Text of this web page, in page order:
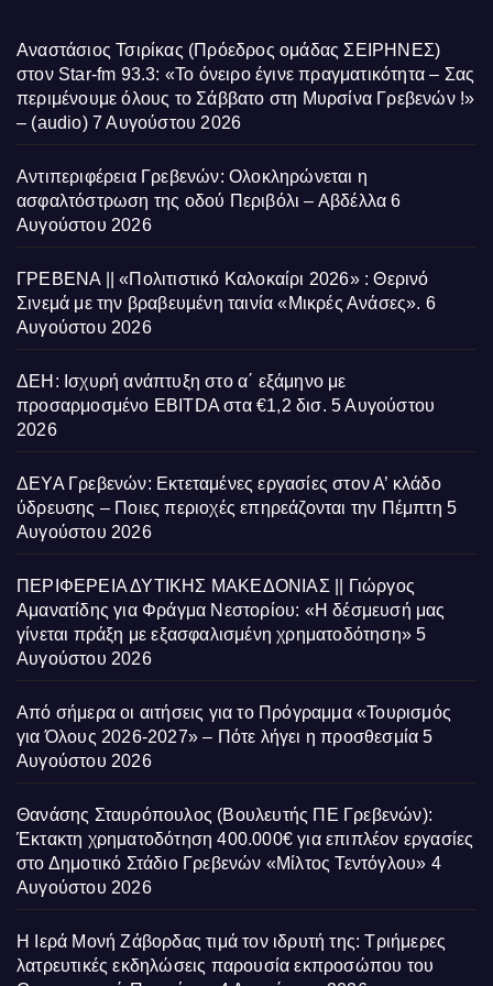
Αναστάσιος Τσιρίκας (Πρόεδρος ομάδας ΣΕΙΡΗΝΕΣ)
στον Star-fm 93.3: «Το όνειρο έγινε πραγματικότητα – Σας
περιμένουμε όλους το Σάββατο στη Μυρσίνα Γρεβενών !»
– (audio) 7 Αυγούστου 2026
Αντιπεριφέρεια Γρεβενών: Ολοκληρώνεται η
ασφαλτόστρωση της οδού Περιβόλι – Αβδέλλα 6
Αυγούστου 2026
ΓΡΕΒΕΝΑ || «Πολιτιστικό Καλοκαίρι 2026» : Θερινό
Σινεμά με την βραβευμένη ταινία «Μικρές Ανάσες». 6
Αυγούστου 2026
ΔΕΗ: Ισχυρή ανάπτυξη στο α΄ εξάμηνο με
προσαρμοσμένο EBITDA στα €1,2 δισ. 5 Αυγούστου
2026
ΔΕΥΑ Γρεβενών: Εκτεταμένες εργασίες στον Α’ κλάδο
ύδρευσης – Ποιες περιοχές επηρεάζονται την Πέμπτη 5
Αυγούστου 2026
ΠΕΡΙΦΕΡΕΙΑ ΔΥΤΙΚΗΣ ΜΑΚΕΔΟΝΙΑΣ || Γιώργος
Αμανατίδης για Φράγμα Νεστορίου: «Η δέσμευσή μας
γίνεται πράξη με εξασφαλισμένη χρηματοδότηση» 5
Αυγούστου 2026
Από σήμερα οι αιτήσεις για το Πρόγραμμα «Τουρισμός
για Όλους 2026-2027» – Πότε λήγει η προσθεσμία 5
Αυγούστου 2026
Θανάσης Σταυρόπουλος (Βουλευτής ΠΕ Γρεβενών):
Έκτακτη χρηματοδότηση 400.000€ για επιπλέον εργασίες
στο Δημοτικό Στάδιο Γρεβενών «Μίλτος Τεντόγλου» 4
Αυγούστου 2026
Η Ιερά Μονή Ζάβορδας τιμά τον ιδρυτή της: Τριήμερες
λατρευτικές εκδηλώσεις παρουσία εκπροσώπου του